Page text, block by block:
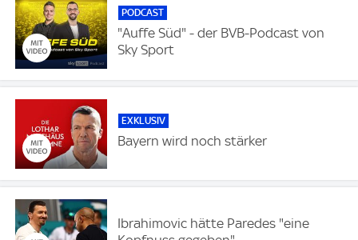
PODCAST
"Auffe Süd" - der BVB-Podcast von
Sky Sport
EXKLUSIV
Bayern wird noch stärker
Ibrahimovic hätte Paredes "eine